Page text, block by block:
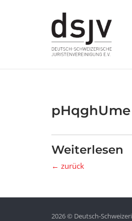
pHqghUme
Weiterlesen
← zurück
2026 © Deutsch-